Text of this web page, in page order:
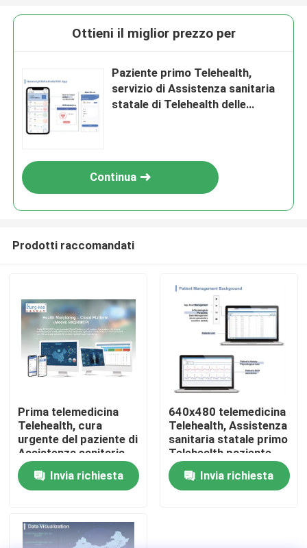
Casa
Video
Ottieni il miglior prezzo per
Paziente primo Telehealth,
servizio di Assistenza sanitaria
statale di Telehealth delle
Continua
Prodotti raccomandati
Prima telemedicina
Telehealth, cura
urgente del paziente di
Assistenza sanitaria
statale Telehealth
Invia richiesta
640x480 telemedicina
Telehealth, Assistenza
sanitaria statale primo
Telehealth paziente
Invia richiesta